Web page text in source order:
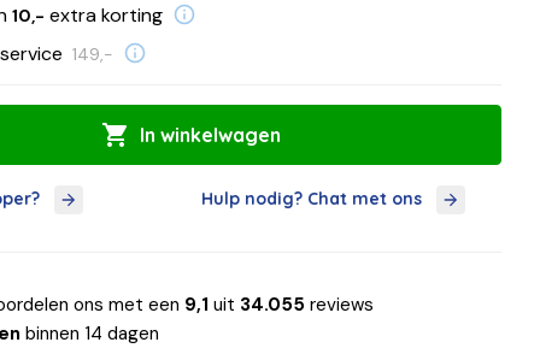
10,- extra korting
149,-
In winkelwagen
Hulp nodig? Chat met ons
ons met een 9,1 uit 34.055 reviews
binnen 14 dagen